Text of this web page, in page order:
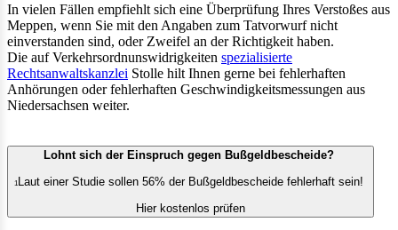
In vielen Fällen empfiehlt sich eine Überprüfung Ihres Verstoßes aus
Meppen, wenn Sie mit den Angaben zum Tatvorwurf nicht
einverstanden sind, oder Zweifel an der Richtigkeit haben.
Die auf Verkehrsordnunswidrigkeiten spezialisierte
Rechtsanwaltskanzlei Stolle hilt Ihnen gerne bei fehlerhaften
Anhörungen oder fehlerhaften Geschwindigkeitsmessungen aus
Niedersachsen weiter.
Lohnt sich der Einspruch gegen Bußgeldbescheide?
1 Laut einer Studie sollen 56% der Bußgeldbescheide fehlerhaft sein!
Hier kostenlos prüfen